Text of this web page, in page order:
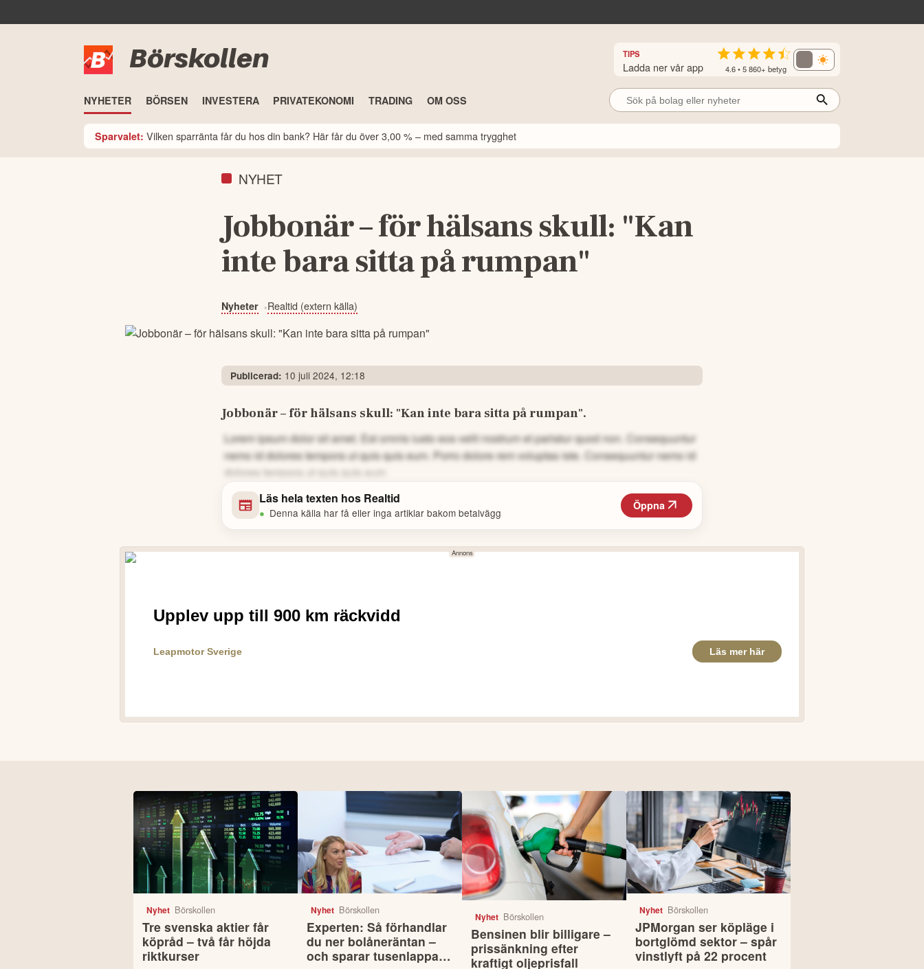
Börskollen TIPS
Ladda ner vår app 4.6 • 5 860+ betyg
NYHETER BÖRSEN INVESTERA PRIVATEKONOMI TRADING OM OSS
Sparvalet: Vilken sparränta får du hos din bank? Här får du över 3,00 % – med samma trygghet
NYHET
Jobbonär – för hälsans skull: "Kan
inte bara sitta på rumpan"
Nyheter Realtid (extern källa)
Publicerad: 10 juli 2024, 12:18
Jobbonär – för hälsans skull: "Kan inte bara sitta på rumpan".
Lorem ipsum dolor sit amet. Est omnis iusto eos velit nostrum et pariatur quod non. Consequuntur
nemo id dolores tempora ut quis quis eum. Porro dolore rem voluptas iste. Consequuntur nemo id
dolores tempora ut quis quis eum
Läs hela texten hos Realtid
• Denna källa har få eller inga artiklar bakom betalvägg
Öppna
Nyhet Börskollen
Tre svenska aktier får
köpråd – två får höjda
riktkurser
Nyhet Börskollen
Experten: Så förhandlar
du ner bolåneräntan –
och sparar tusenlappar
Nyhet Börskollen
Bensinen blir billigare –
prissänkning efter
kraftigt oljeprisfall
Nyhet Börskollen
JPMorgan ser köpläge i
bortglömd sektor – spår
vinstlyft på 22 procent